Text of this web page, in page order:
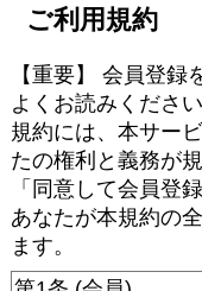
ご利用規約
【重要】 会員登
よくお読みください
規約には、本サー
たの権利と義務が
「同意して会員登
あなたが本規約の
ます。